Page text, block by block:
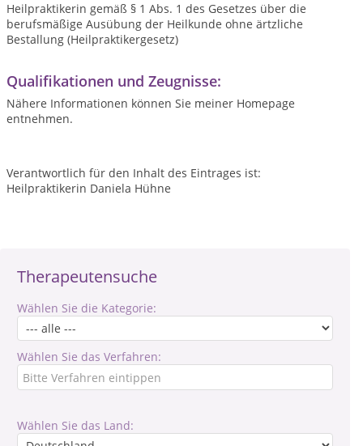
Therapeutensuche
Wählen Sie die Kategorie:
Wählen Sie das Verfahren:
Wählen Sie das Land:
Heilpraktikerin gemäß § 1 Abs. 1 des Gesetzes über die
berufsmäßige Ausübung der Heilkunde ohne ärtzliche
Bestallung (Heilpraktikergesetz)
Qualifikationen und Zeugnisse:
Nähere Informationen können Sie meiner Homepage
entnehmen.
Verantwortlich für den Inhalt des Eintrages ist:
Heilpraktikerin Daniela Hühne